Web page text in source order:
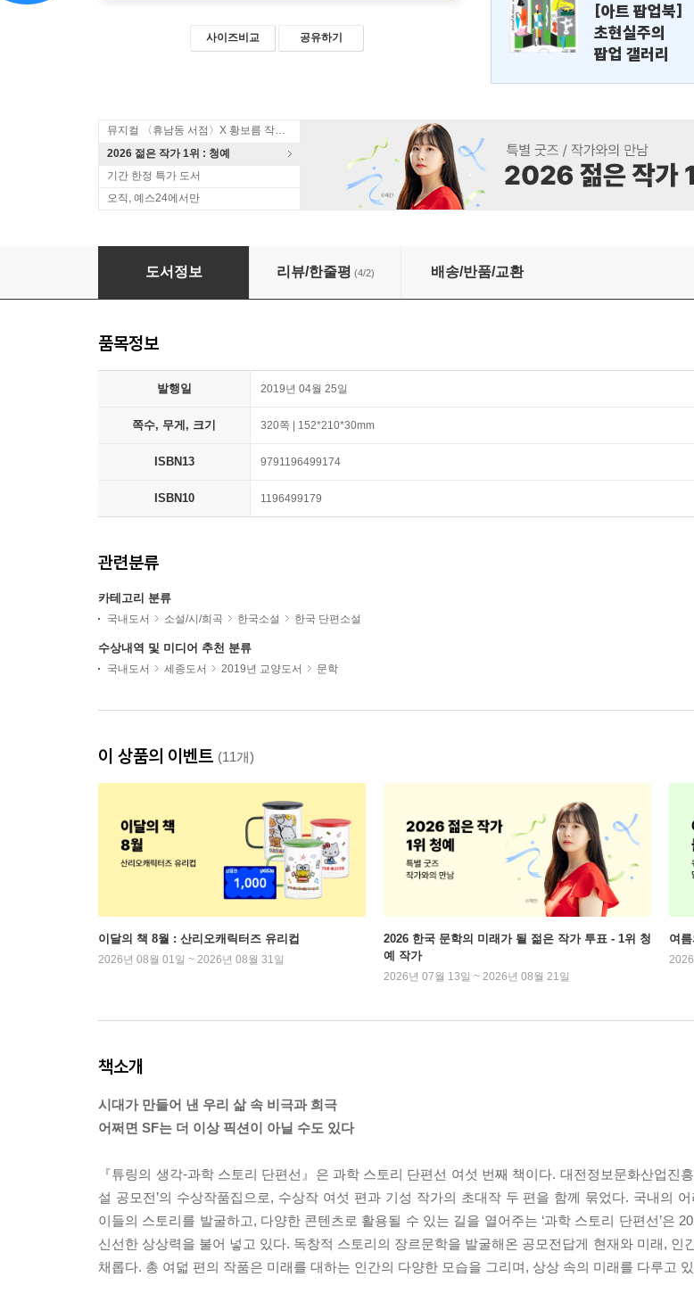
사이즈비교 공유하기
[아트 팝업북]
초현실주의
팝업 갤러리
뮤지컬 〈휴남동 서점〉X 황보름 작가 북토크
2026 젊은 작가 1위 : 청예
기간 한정 특가 도서
오직, 예스24에서만
튜링의 생각
도서정보 리뷰/한줄평 (4/2) 배송/반품/교환
품목정보
발행일 2019년 04월 25일
쪽수, 무게, 크기 320쪽 | 152*210*30mm
ISBN13 9791196499174
ISBN10 1196499179
관련분류
카테고리 분류
국내도서 소설/시/희곡 한국소설 한국 단편소설
수상내역 및 미디어 추천 분류
국내도서 세종도서 2019년 교양도서 문학
이 상품의 이벤트 (11개)
이달의 책 8월 : 산리오캐릭터즈 유리컵
2026년 08월 01일 ~ 2026년 08월 31일
2026 한국 문학의 미래가 될 젊은 작가 투표 - 1위 청
예 작가
2026년 07월 13일 ~ 2026년 08월 21일
여
책소개
시대가 만들어 낸 우리 삶 속 비극과 희극
어쩌면 SF는 더 이상 픽션이 아닐 수도 있다
『튜링의 생각-과학 스토리 단편선』은 과학 스토리 단편선 여섯 번째 책이다. 대전정보문화산업진
설 공모전’의 수상작품집으로, 수상작 여섯 편과 기성 작가의 초대작 두 편을 함께 묶었다. 국내의
이들의 스토리를 발굴하고, 다양한 콘텐츠로 활용될 수 있는 길을 열어주는 ‘과학 스토리 단편선’은
신선한 상상력을 불어 넣고 있다. 독창적 스토리의 장르문학을 발굴해온 공모전답게 현재와 미래, 인
채롭다. 총 여덟 편의 작품은 미래를 대하는 인간의 다양한 모습을 그리며, 상상 속의 미래를 다루고